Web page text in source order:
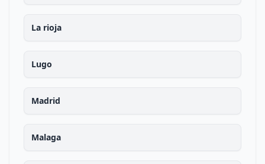
La rioja
Lugo
Madrid
Malaga